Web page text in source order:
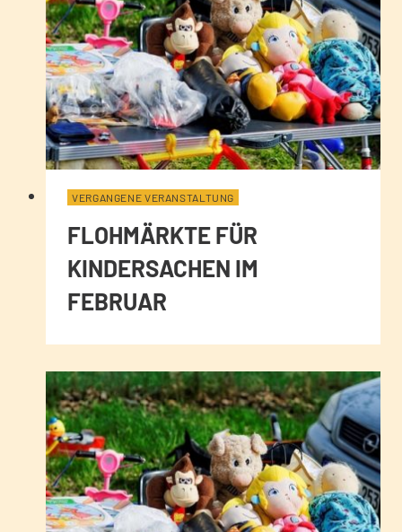
VERGANGENE VERANSTALTUNG
FLOHMÄRKTE FÜR
KINDERSACHEN IM
FEBRUAR